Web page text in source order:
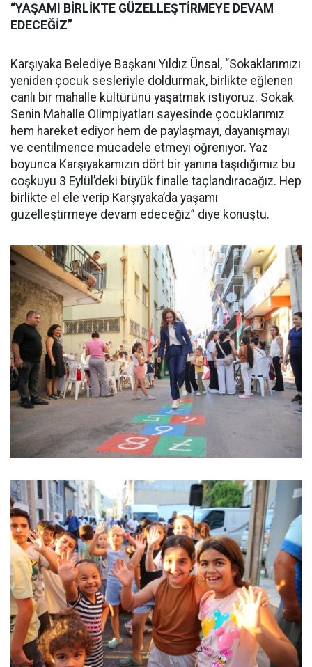
“YAŞAMI BİRLİKTE GÜZELLEŞTİRMEYE DEVAM
EDECEĞİZ”
Karşıyaka Belediye Başkanı Yıldız Ünsal, “Sokaklarımızı
yeniden çocuk sesleriyle doldurmak, birlikte eğlenen
canlı bir mahalle kültürünü yaşatmak istiyoruz. Sokak
Senin Mahalle Olimpiyatları sayesinde çocuklarımız
hem hareket ediyor hem de paylaşmayı, dayanışmayı
ve centilmence mücadele etmeyi öğreniyor. Yaz
boyunca Karşıyakamızın dört bir yanına taşıdığımız bu
coşkuyu 3 Eylül’deki büyük finalle taçlandıracağız. Hep
birlikte el ele verip Karşıyaka’da yaşamı
güzelleştirmeye devam edeceğiz” diye konuştu.